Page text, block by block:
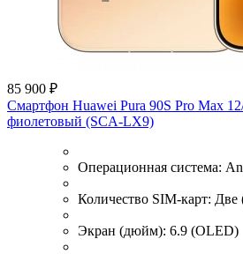
85 900 ₽
Смартфон Huawei Pura 90S Pro Max
фиолетовый (SCA-LX9)
Операционная система:
Количество SIM-карт: Две
Экран (дюйм): 6.9 (OLED)